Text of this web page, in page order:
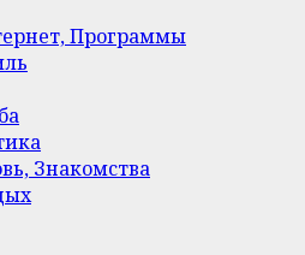
Программы
Знакомства